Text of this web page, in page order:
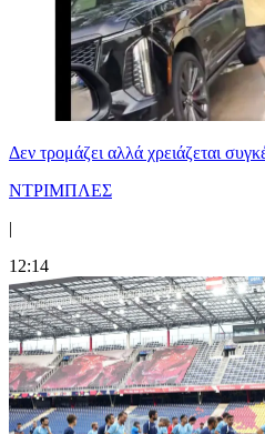
Δεν τρομάζει αλλά χρειάζεται
ΝΤΡΙΜΠΛΕΣ
|
12:14